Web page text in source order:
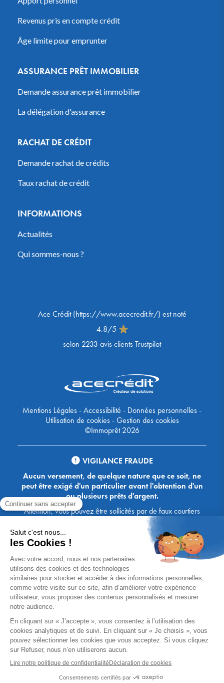
Revenus pris en compte crédit
Âge limite pour emprunter
ASSURANCE PRÊT IMMOBILIER
Demande assurance prêt immobilier
La délégation d'assurance
RACHAT DE CRÉDIT
Demande rachat de crédits
Taux rachat de crédit
INFORMATIONS
Actualités
Qui sommes-nous ?
Ace Crédit(https://www.acecredit.fr/) est noté
4.8/5
selon 2233 avis clients Trustpilot
Mentions Légales-Accessibilité - Données personnelles-
Utilisation de cookies-Gestion des cookies
©Immoprêt 2026
VIGILANCE FRAUDE
Aucun versement, de quelque nature que ce soit, ne
peut être exigé d'un particulier avant l'obtention d'un
ou plusieurs prêts d'argent.
Attention, vous pouvez être sollicités par de faux courtiers
Ace Crédit / Immoprêt, qui vous proposent de bénéficier de
crédits, en vous demandant de transmettre des documents,
des fonds, des coordonnées bancaires, etc. Soyez vigilants :
Immoprêt ne demande jamais à ses clients de virer sur ses
comptes des sommes prêtées par les banques, à l'exception
des honoraires des agences. Les courtiers Ace Crédit /
Immoprêt vous écrivent toujours d'une adresse mail
xxxx@acecredit.fr ou xxxx@immopret.fr.
* Taux fixe national hors assurance, pouvant varier selon votre région et
dossier. Exemple représentatif pour un montant emprunté de 200 000 €.
Taux débiteur fixe de 2.85 % et TAEG fixe (hors frais) de 3.21 % (taux
assurance emprunteur de 0,36%) sur 15 ans. 180 mensualités de
1 426,78 € (dont 60,00 € d'assurance). Coût total du crédit (hors frais) :
56 820,53 €. Montant total dû (hors frais) : 256 820,53 €.
Un crédit vous engage et doit être remboursé. Vérifiez vos capacités